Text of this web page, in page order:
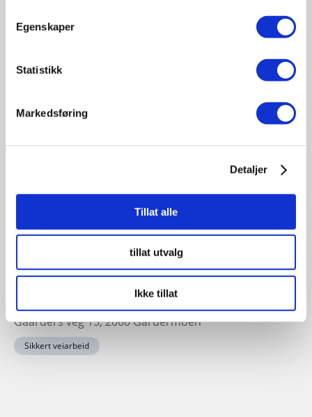
Egenskaper
Statistikk
Markedsføring
Detaljer
Tillat alle
tillat utvalg
Ikke tillat
19
Sted: Quality Hotel Ålesund | Sorenskriver Bulls gate 7
23-24
November
11:30 - 17:00
Sikkert veiarbeid konferansen 2026
Sted: Clarion Hotel & Congress Oslo Airport, Hans
Gaarders veg 15, 2060 Gardermoen
Sikkert veiarbeid